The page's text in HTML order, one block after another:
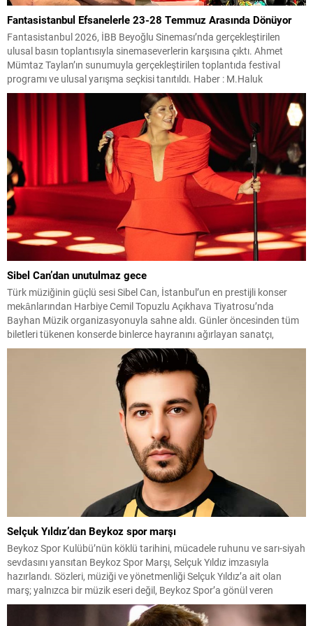
Fantasistanbul Efsanelerle 23-28 Temmuz Arasında Dönüyor
Fantasistanbul 2026, İBB Beyoğlu Sineması’nda gerçekleştirilen
ulusal basın toplantısıyla sinemaseverlerin karşısına çıktı. Ahmet
Mümtaz Taylan’ın sunumuyla gerçekleştirilen toplantıda festival
programı ve ulusal yarışma seçkisi tanıtıldı. Haber : M.Haluk
Yalçınkaya Festival, 23-28 Temmuz tarihleri arasında Beyoğlu
Sineması ve Cinemajestic’te düzenlenecek gösterimlerle izleyicilerle
buluşacak. İBB Beyoğlu Sineması’nda bugün gerçekleştirilen basın
toplantısında Fantasistanbul...
Sibel Can’dan unutulmaz gece
Türk müziğinin güçlü sesi Sibel Can, İstanbul’un en prestijli konser
mekânlarından Harbiye Cemil Topuzlu Açıkhava Tiyatrosu’nda
Bayhan Müzik organizasyonuyla sahne aldı. Günler öncesinden tüm
biletleri tükenen konserde binlerce hayranını ağırlayan sanatçı,
yaklaşık üç saat süren performansıyla büyük beğeni topladı. Müzikal
performansının yanı sıra sahne şıklığıyla da dikkat çeken Sibel Can,...
Selçuk Yıldız’dan Beykoz spor marşı
Beykoz Spor Kulübü’nün köklü tarihini, mücadele ruhunu ve sarı-siyah
sevdasını yansıtan Beykoz Spor Marşı, Selçuk Yıldız imzasıyla
hazırlandı. Sözleri, müziği ve yönetmenliği Selçuk Yıldız’a ait olan
marş; yalnızca bir müzik eseri değil, Beykoz Spor’a gönül veren
herkesin ortak duygularını buluşturan güçlü bir aidiyet çağrısı niteliği
taşıyor. Tribünlerde coşkuyla söylenmesi, futbolculara...